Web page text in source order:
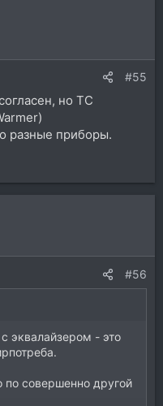
#55
но ТС
разные приборы.
#56
эквалайзером - это
по совершенно другой